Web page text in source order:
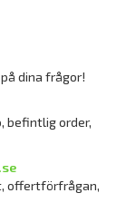
dina frågor!
befintlig order,
offertförfrågan,